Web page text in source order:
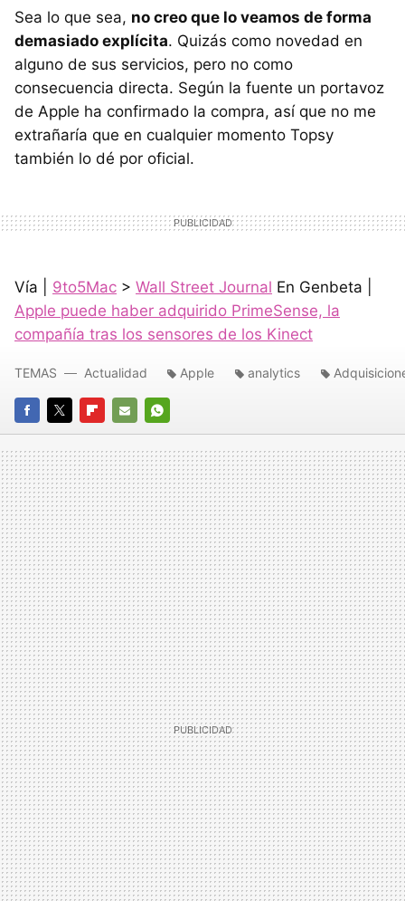
Sea lo que sea, no creo que lo veamos de forma
demasiado explícita. Quizás como novedad en
alguno de sus servicios, pero no como
consecuencia directa. Según la fuente un portavoz
de Apple ha confirmado la compra, así que no me
extrañaría que en cualquier momento Topsy
también lo dé por oficial.
Vía | 9to5Mac > Wall Street Journal En Genbeta |
Apple puede haber adquirido PrimeSense, la
compañía tras los sensores de los Kinect
FACEBOOK
TWITTERFLIPBOARD
E-
MAIL
WHATSAPP
TEMAS Actualidad Apple analytics